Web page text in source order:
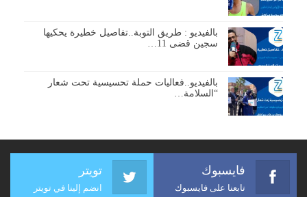
بالفيديو : طريق التوبة..تفاصيل خطيرة يحكيها
سجين قضى 11…
بالفيديو..فعاليات حملة تحسيسية تحت شعار
“السلامة…
فايسبوك
تابعنا على فايسبوك
تويتر
انضم إلينا في تويتر